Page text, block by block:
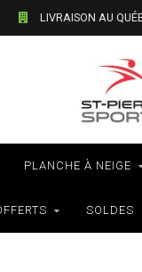
VÉLOS - RAMASSAGE
PLANCHE À NEIGE
SOLDES